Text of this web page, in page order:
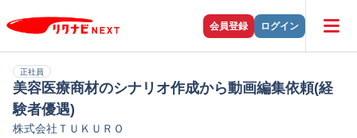
会員登録 ログイン
正社員
美容医療商材のシナリオ作成から動画編集依頼(経
験者優遇)
株式会社ＴＵＫＵＲＯ